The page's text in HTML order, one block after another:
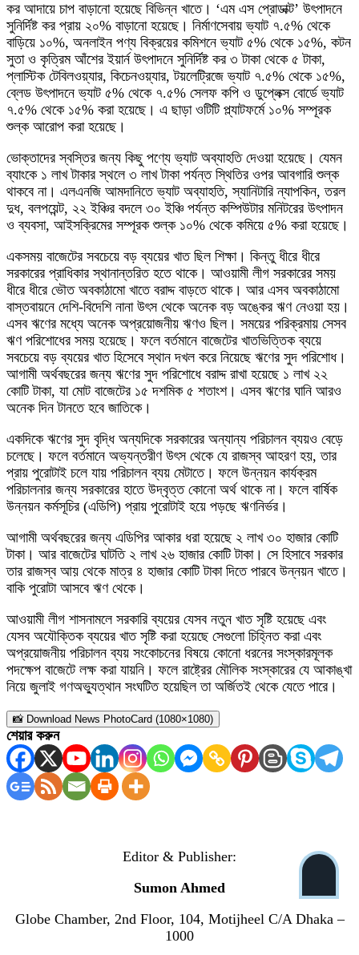
কর আদায়ে চাপ বাড়ানো হয়েছে বিভিন্ন খাতে। ‘এম এস প্রোডাক্ট’ উৎপাদনে
সুনির্দিষ্ট কর প্রায় ২০% বাড়ানো হয়েছে। নির্মাণসেবায় ভ্যাট ৭.৫% থেকে
বাড়িয়ে ১০%, অনলাইন পণ্য বিক্রয়ের কমিশনে ভ্যাট ৫% থেকে ১৫%, কটন
সুতা ও কৃত্রিম আঁশের ইয়ার্ন উৎপাদনে সুনির্দিষ্ট কর ৩ টাকা থেকে ৫ টাকা,
প্লাস্টিক টেবিলওয়্যার, কিচেনওয়্যার, টয়লেট্রিজে ভ্যাট ৭.৫% থেকে ১৫%,
ব্লেড উৎপাদনে ভ্যাট ৫% থেকে ৭.৫% সেলফ কপি ও ডুপ্লেক্স বোর্ডে ভ্যাট
৭.৫% থেকে ১৫% করা হয়েছে। এ ছাড়া ওটিটি প্ল্যাটফর্মে ১০% সম্পূরক
শুল্ক আরোপ করা হয়েছে।
ভোক্তাদের স্বস্তির জন্য কিছু পণ্যে ভ্যাট অব্যাহতি দেওয়া হয়েছে। যেমন
ব্যাংকে ১ লাখ টাকার স্থলে ৩ লাখ টাকা পর্যন্ত স্থিতির ওপর আবগারি শুল্ক
থাকবে না। এলএনজি আমদানিতে ভ্যাট অব্যাহতি, স্যানিটারি ন্যাপকিন, তরল
দুধ, বলপয়েন্ট, ২২ ইঞ্চির বদলে ৩০ ইঞ্চি পর্যন্ত কম্পিউটার মনিটরের উৎপাদন
ও ব্যবসা, আইসক্রিমের সম্পূরক শুল্ক ১০% থেকে কমিয়ে ৫% করা হয়েছে।
একসময় বাজেটের সবচেয়ে বড় ব্যয়ের খাত ছিল শিক্ষা। কিন্তু ধীরে ধীরে
সরকারের প্রাধিকার স্থানান্তরিত হতে থাকে। আওয়ামী লীগ সরকারের সময়
ধীরে ধীরে ভৌত অবকাঠামো খাতে বরাদ্দ বাড়তে থাকে। আর এসব অবকাঠামো
বাস্তবায়নে দেশি-বিদেশি নানা উৎস থেকে অনেক বড় অঙ্কের ঋণ নেওয়া হয়।
এসব ঋণের মধ্যে অনেক অপ্রয়োজনীয় ঋণও ছিল। সময়ের পরিক্রমায় সেসব
ঋণ পরিশোধের সময় হয়েছে। ফলে বর্তমানে বাজেটের খাতভিত্তিক ব্যয়ে
সবচেয়ে বড় ব্যয়ের খাত হিসেবে স্থান দখল করে নিয়েছে ঋণের সুদ পরিশোধ।
আগামী অর্থবছরের জন্য ঋণের সুদ পরিশোধে বরাদ্দ রাখা হয়েছে ১ লাখ ২২
কোটি টাকা, যা মোট বাজেটের ১৫ দশমিক ৫ শতাংশ। এসব ঋণের ঘানি আরও
অনেক দিন টানতে হবে জাতিকে।
একদিকে ঋণের সুদ বৃদ্ধি অন্যদিকে সরকারের অন্যান্য পরিচালন ব্যয়ও বেড়ে
চলেছে। ফলে বর্তমানে অভ্যন্তরীণ উৎস থেকে যে রাজস্ব আহরণ হয়, তার
প্রায় পুরোটাই চলে যায় পরিচালন ব্যয় মেটাতে। ফলে উন্নয়ন কার্যক্রম
পরিচালনার জন্য সরকারের হাতে উদ্বৃত্ত কোনো অর্থ থাকে না। ফলে বার্ষিক
উন্নয়ন কর্মসূচির (এডিপি) প্রায় পুরোটাই হয়ে পড়ছে ঋণনির্ভর।
আগামী অর্থবছরের জন্য এডিপির আকার ধরা হয়েছে ২ লাখ ৩০ হাজার কোটি
টাকা। আর বাজেটের ঘাটতি ২ লাখ ২৬ হাজার কোটি টাকা। সে হিসাবে সরকার
তার রাজস্ব আয় থেকে মাত্র ৪ হাজার কোটি টাকা দিতে পারবে উন্নয়ন খাতে।
বাকি পুরোটা আসবে ঋণ থেকে।
আওয়ামী লীগ শাসনামলে সরকারি ব্যয়ের যেসব নতুন খাত সৃষ্টি হয়েছে এবং
যেসব অযৌক্তিক ব্যয়ের খাত সৃষ্টি করা হয়েছে সেগুলো চিহ্নিত করা এবং
অপ্রয়োজনীয় পরিচালন ব্যয় সংকোচনের বিষয়ে কোনো ধরনের সংস্কারমূলক
পদক্ষেপ বাজেটে লক্ষ করা যায়নি। ফলে রাষ্ট্রের মৌলিক সংস্কারের যে আকাঙ্খা
নিয়ে জুলাই গণঅভ্যুত্থান সংঘটিত হয়েছিল তা অর্জিতই থেকে যেতে পারে।
📸 Download News PhotoCard (1080×1080)
শেয়ার করুন
Editor & Publisher:
Sumon Ahmed
Globe Chamber, 2nd Floor, 104, Motijheel C/A Dhaka –
1000